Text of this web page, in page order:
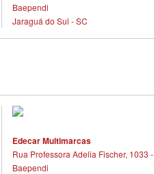
Baependi
Jaraguá do Sul - SC
Edecar Multimarcas
Rua Professora Adelia Fischer, 1033 -
Baependi